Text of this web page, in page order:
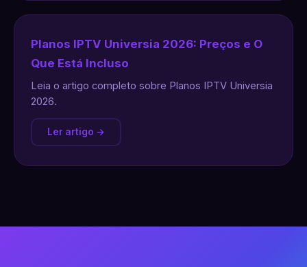
Planos IPTV Universia 2026: Preços e O
Que Está Incluso
Leia o artigo completo sobre Planos IPTV Universia
2026.
Ler artigo →